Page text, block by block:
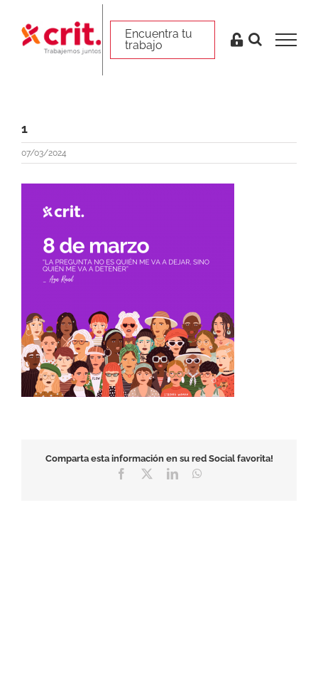
content
Encuentra tu
trabajo
1
07/03/2024
Comparta esta información en su red Social favorita!
Facebook LinkedIn
Encuentra tu trabajo